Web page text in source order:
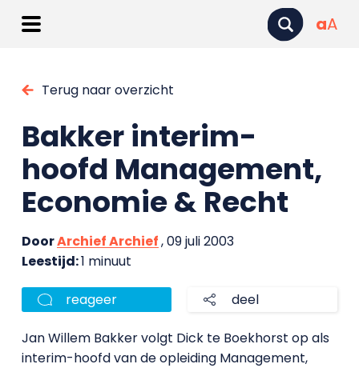
aA
Terug naar overzicht
Bakker interim-
hoofd Management,
Economie & Recht
DoorArchief Archief, 09 juli 2003
Leestijd:1 minuut
reageer deel
Jan Willem Bakker volgt Dick te Boekhorst op als
interim-hoofd van de opleiding Management,